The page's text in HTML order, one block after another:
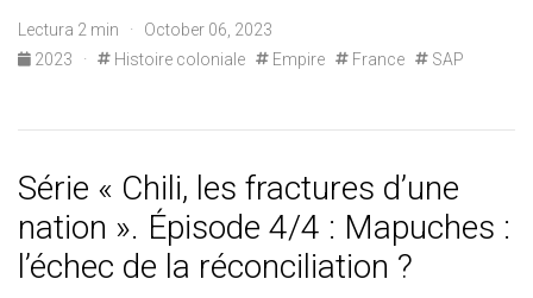
Lectura 2 min · October 06, 2023
2023
· Histoire coloniale Empire France SAP
Série « Chili, les fractures d’une
nation ». Épisode 4/4 : Mapuches :
l’échec de la réconciliation ?